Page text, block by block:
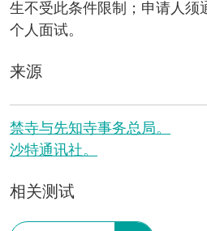
生不受此条件限制；申请人须
个人面试。
来源
禁寺与先知寺事务总局。
沙特通讯社。
相关测试